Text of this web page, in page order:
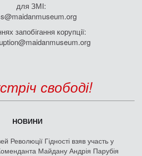
для ЗМІ:
запобігання корупції:
свободі!
НОВИНИ
Революції Гідності взяв участь у
Майдану Андрія Парубія